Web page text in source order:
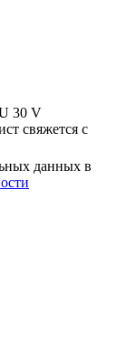
30 V
свяжется с
данных в